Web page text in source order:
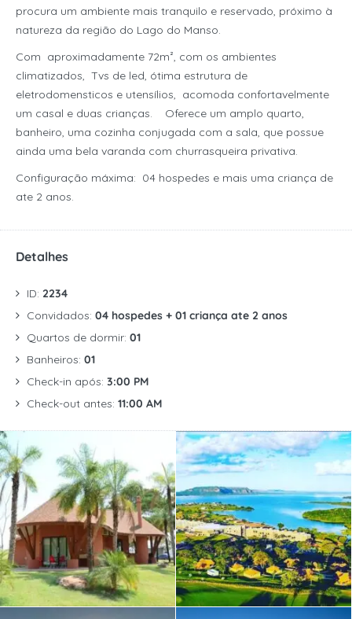
procura um ambiente mais tranquilo e reservado, próximo à
natureza da região do Lago do Manso.
Com aproximadamente 72m², com os ambientes
climatizados, Tvs de led, ótima estrutura de
eletrodomensticos e utensílios, acomoda confortavelmente
um casal e duas crianças. Oferece um amplo quarto,
banheiro, uma cozinha conjugada com a sala, que possue
ainda uma bela varanda com churrasqueira privativa.
Configuração máxima: 04 hospedes e mais uma criança de
ate 2 anos.
Detalhes
ID: 2234
Convidados: 04 hospedes + 01 criança ate 2 anos
Quartos de dormir: 01
Banheiros: 01
Check-in após: 3:00 PM
Check-out antes: 11:00 AM